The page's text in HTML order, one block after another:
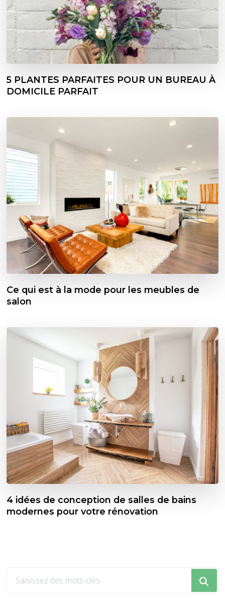
5 PLANTES PARFAITES POUR UN BUREAU À
DOMICILE PARFAIT
Ce qui est à la mode pour les meubles de
salon
4 idées de conception de salles de bains
modernes pour votre rénovation
recherchiez